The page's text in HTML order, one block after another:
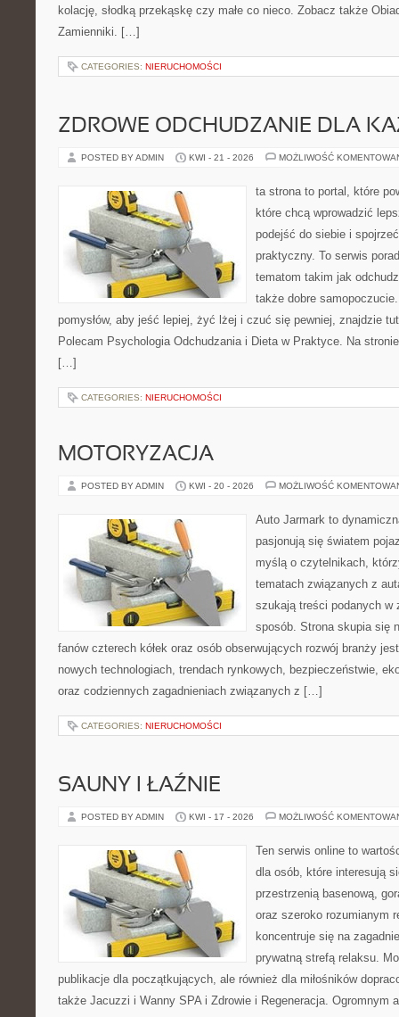
kolację, słodką przekąskę czy małe co nieco. Zobacz także
Zamienniki. […]
CATEGORIES: NIERUCHOMOŚCI
ZDROWE ODCHUDZANIE DLA
POSTED BY ADMIN KWI - 21 - 2026 MOŻLIWOŚĆ
ta strona to portal, które
które chcą wprowadzić
podejść do siebie i
praktyczny. To serwis
tematom takim jak
także dobre
pomysłów, aby jeść lepiej, żyć lżej i czuć się pewniej, znajdzie
Polecam Psychologia Odchudzania i Dieta w Praktyce. Na
[…]
CATEGORIES: NIERUCHOMOŚCI
MOTORYZACJA
POSTED BY ADMIN KWI - 20 - 2026 MOŻLIWOŚĆ
Auto Jarmark to
pasjonują się światem
myślą o czytelnikach,
tematach związanych z
szukają treści podanych w
sposób. Strona skupia się
fanów czterech kółek oraz osób obserwujących rozwój branży
nowych technologiach, trendach rynkowych, bezpieczeństwie,
oraz codziennych zagadnieniach związanych z […]
CATEGORIES: NIERUCHOMOŚCI
SAUNY I ŁAŹNIE
POSTED BY ADMIN KWI - 17 - 2026 MOŻLIWOŚĆ
Ten serwis online to
dla osób, które interesują
przestrzenią basenową,
oraz szeroko rozumianym
koncentruje się na
prywatną strefą relaksu.
publikacje dla początkujących, ale również dla miłośników
także Jacuzzi i Wanny SPA i Zdrowie i Regeneracja. Ogromnym